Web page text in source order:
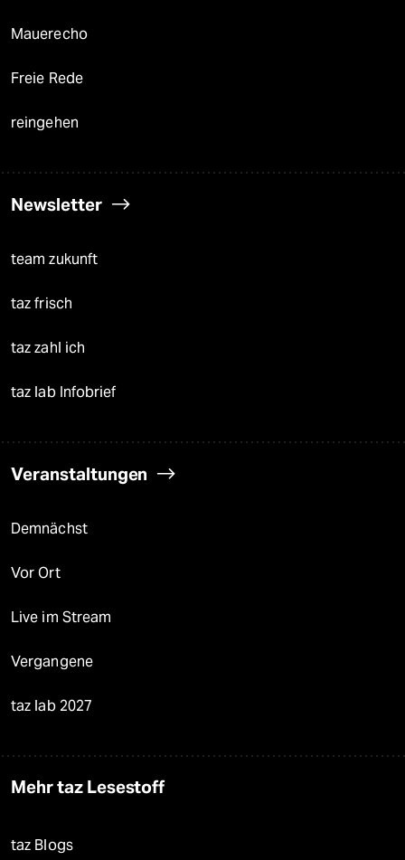
Mauerecho
Freie Rede
reingehen
Newsletter
team zukunft
taz frisch
taz zahl ich
taz lab Infobrief
Veranstaltungen
Demnächst
Vor Ort
Live im Stream
Vergangene
taz lab 2027
Mehr taz Lesestoff
taz Blogs